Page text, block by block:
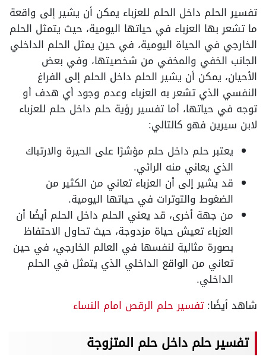
تفسير الحلم داخل الحلم للعزباء يمكن أن يشير إلى واقعة
ما تشعر بها العزباء في حياتها اليومية، حيث يتمثل الحلم
الخارجي في الحياة اليومية، في حين يمثل الحلم الداخلي
الجانب الخفي والمخفي من شخصيتها، وفي بعض
الأحيان، يمكن أن يشير الحلم داخل الحلم إلى الفراغ
النفسي الذي تشعر به العزباء وعدم وجود أي هدف أو
توجه في حياتها، أما تفسير رؤية حلم داخل حلم للعزباء
لابن سيرين فهو كالتالي:
يعتبر حلم داخل حلم مؤشرًا على الحيرة والارتباك
الذي يعاني منه الرائي.
قد يشير إلى أن العزباء تعاني من الكثير من
الضغوط والتوترات في حياتها اليومية.
من جهة أخرى، قد يعني الحلم داخل الحلم أيضًا أن
العزباء تعيش حياة مزدوجة، حيث تحاول الاحتفاظ
بصورة مثالية لنفسها في العالم الخارجي، في حين
تعاني من الواقع الداخلي الذي يتمثل في الحلم
الداخلي.
شاهد أيضًا:تفسير حلم الرقص امام النساء
تفسير حلم داخل حلم المتزوجة